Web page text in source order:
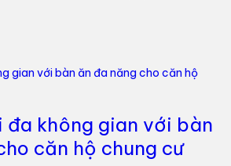
đa không gian với bàn
căn hộ chung cư